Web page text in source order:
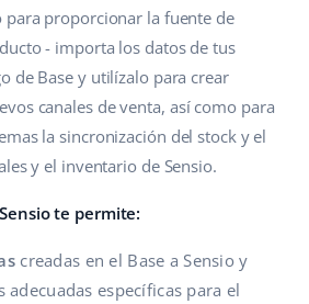
para proporcionar la fuente de
- importa los datos de tus
de Base y utilízalo para crear
canales de venta, así como para
la sincronización del stock y el
y el inventario de Sensio.
te permite:
creadas en el Base a Sensio y
adecuadas específicas para el